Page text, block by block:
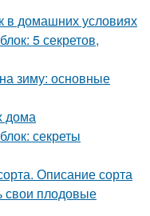
в домашних условиях
5 секретов,
зиму: основные
дома
секреты
Описание сорта
свои плодовые